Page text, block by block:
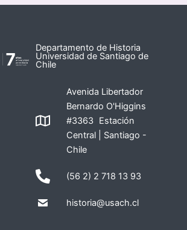
Departamento de Historia
Universidad de Santiago de
Chile
Avenida Libertador
Bernardo O'Higgins
#3363 Estación
Central | Santiago -
Chile
(56 2) 2 718 13 93
historia@usach.cl